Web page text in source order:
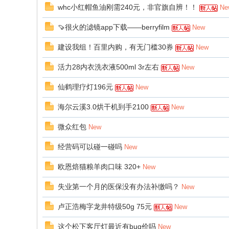
whc小红帽鱼油刚需240元，非官旗自辨！！
🍠很火的滤镜app下载——berryfilm New
建设我组！百里内购，有无门槛30券 New
活力28内衣洗衣液500ml 3r左右 New
仙鹤理疗灯196元 New
海尔云溪3.0烘干机到手2100 New
微众红包 New
经营码可以碰一碰吗 New
欧恩焙猫粮羊肉口味 320+ New
失业第一个月的医保没有办法补缴吗？ New
卢正浩梅字龙井特级50g 75元 New
这个松下客厅灯最近有bug价吗 New